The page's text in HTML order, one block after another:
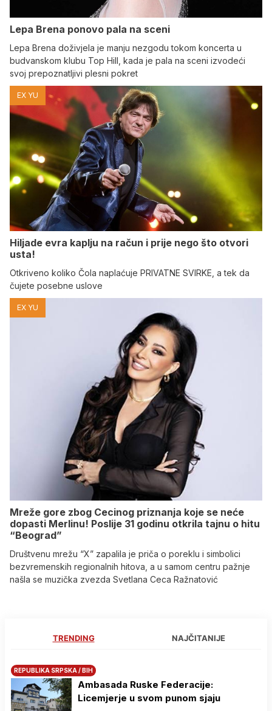
Lepa Brena ponovo pala na sceni
Lepa Brena doživjela je manju nezgodu tokom koncerta u
budvanskom klubu Top Hill, kada je pala na sceni izvodeći
svoj prepoznatljivi plesni pokret
EX YU
Hiljade evra kaplju na račun i prije nego što otvori
usta!
Otkriveno koliko Čola naplaćuje PRIVATNE SVIRKE, a tek da
čujete posebne uslove
EX YU
Mreže gore zbog Cecinog priznanja koje se neće
dopasti Merlinu! Poslije 31 godinu otkrila tajnu o hitu
“Beograd”
Društvenu mrežu “X” zapalila je priča o poreklu i simbolici
bezvremenskih regionalnih hitova, a u samom centru pažnje
našla se muzička zvezda Svetlana Ceca Ražnatović
TRENDING NAJČITANIJE
REPUBLIKA SRPSKA / BIH
Ambasada Ruske Federacije:
Licemjerje u svom punom sjaju